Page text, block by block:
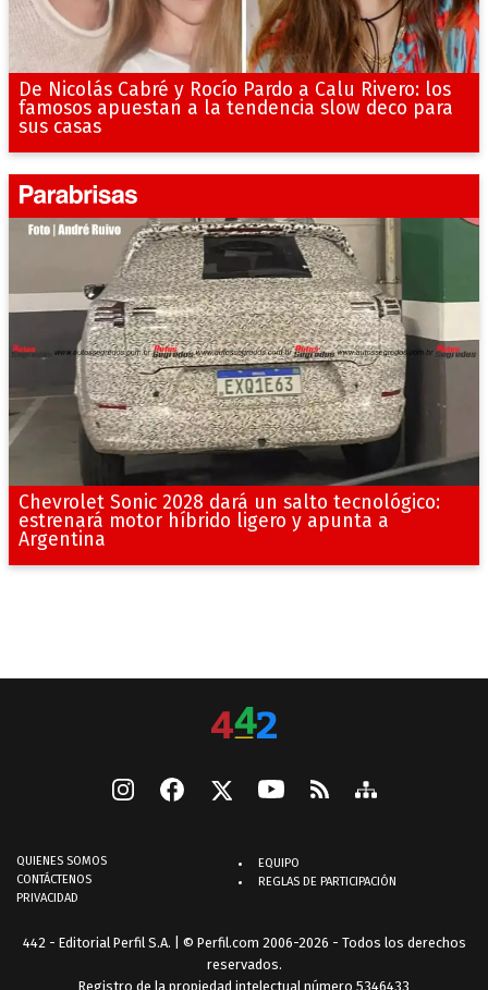
De Nicolás Cabré y Rocío Pardo a Calu Rivero: los
famosos apuestan a la tendencia slow deco para
sus casas
Chevrolet Sonic 2028 dará un salto tecnológico:
estrenará motor híbrido ligero y apunta a
Argentina
QUIENES SOMOS
CONTÁCTENOS
PRIVACIDAD
EQUIPO
REGLAS DE PARTICIPACIÓN
442 - Editorial Perfil S.A. | © Perfil.com 2006-2026 - Todos los derechos
reservados.
Registro de la propiedad intelectual número 5346433